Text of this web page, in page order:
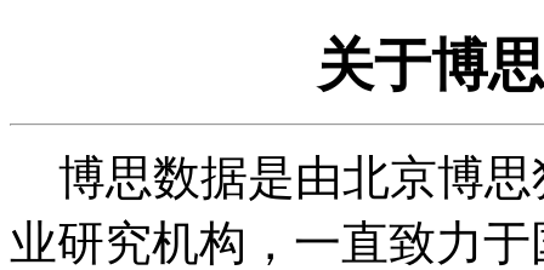
关于博
博思数据是由北京博思
业研究机构，一直致力